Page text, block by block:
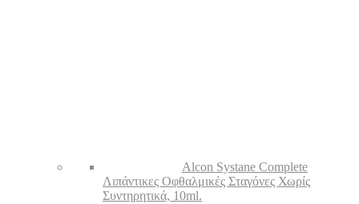
Alcon Systane Complete
Λιπάντικες Οφθαλμικές Σταγόνες Χωρίς
Συντηρητικά, 10ml.